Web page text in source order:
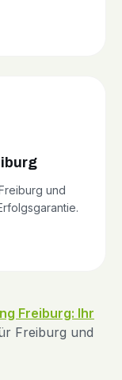
und
Freiburg: Ihr
Freiburg und